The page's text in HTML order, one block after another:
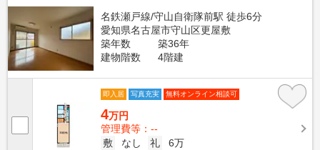
名鉄瀬戸線/守山自衛隊前駅 徒歩6分
愛知県名古屋市守山区更屋敷
築年数
築36年
建物階数
4階建
即入居 写真充実 無料オンライン相談可
4万円
管理費等：--
敷
なし 礼
6万